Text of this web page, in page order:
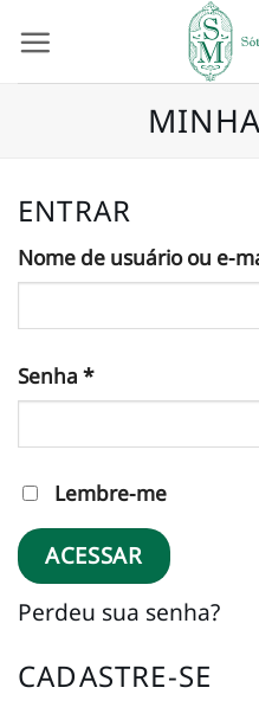
to
content
ENTRAR
Nome de usuário ou e-
Senha *Obrigatório
Lembre-me
ACESSAR
Perdeu sua senha?
CADASTRE-SE